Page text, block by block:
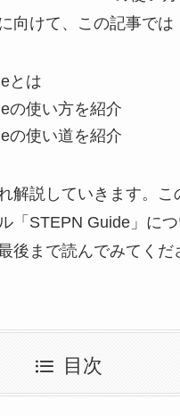
向けて、この記事では
とは
の使い方を紹介
の使い道を紹介
解説していきます。こ
「STEPN Guide」に
後まで読んでみてくだ
目次